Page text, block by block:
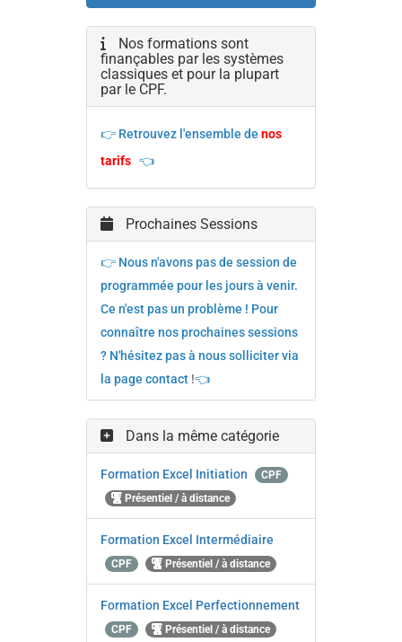
Nos formations sont
finançables par les systèmes
classiques et pour la plupart
par le CPF.
👉 Retrouvez l'ensemble de nos
tarifs 👈
Prochaines Sessions
👉 Nous n'avons pas de session de
programmée pour les jours à venir.
Ce n'est pas un problème ! Pour
connaître nos prochaines sessions
? N'hésitez pas à nous solliciter via
la page contact!👈
Dans la même catégorie
Formation Excel Initiation
CPF
Présentiel / à distance
Formation Excel Intermédiaire
CPF Présentiel / à distance
Formation Excel Perfectionnement
CPF Présentiel / à distance